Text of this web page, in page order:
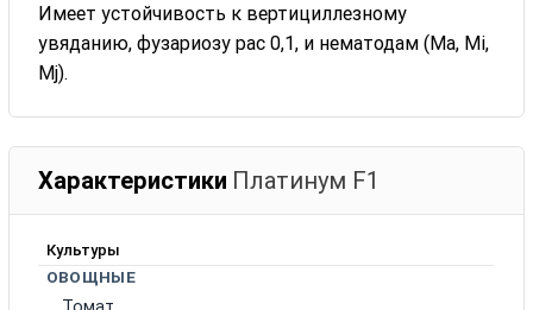
Имеет устойчивость к вертициллезному
увяданию, фузариозу рас 0,1, и нематодам (Ма, Мi,
Mj).
Характеристики Платинум F1
Культуры
ОВОЩНЫЕ